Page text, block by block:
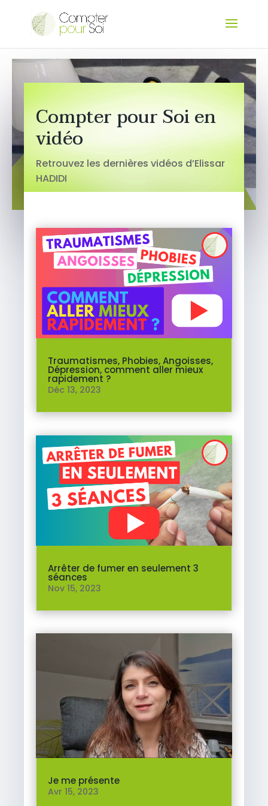
Compter pour Soi en
vidéo
Retrouvez les dernières vidéos d’Elissar
HADIDI
Traumatismes, Phobies, Angoisses,
Dépression, comment aller mieux
rapidement ?
Déc 13, 2023
Arrêter de fumer en seulement 3
séances
Nov 15, 2023
Je me présente
Avr 15, 2023